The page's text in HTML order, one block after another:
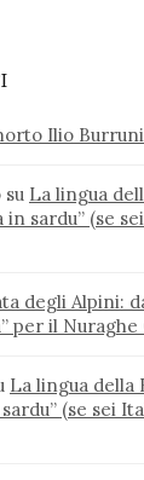
Ilio
su La lingua
in sardu” (se
degli Alpini:
per il Nuraghe
La lingua della
(se sei